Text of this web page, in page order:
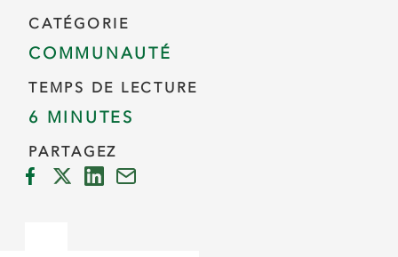
CATÉGORIE
COMMUNAUTÉ
TEMPS DE LECTURE
6 MINUTES
PARTAGEZ